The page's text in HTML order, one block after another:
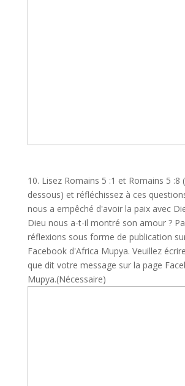
10. Lisez Romains 5 :1 et Romains 5 :8
dessous) et réfléchissez à ces
nous a empêché d'avoir la paix avec
Dieu nous a-t-il montré son amour ?
réflexions sous forme de publication
Facebook d'Africa Mupya. Veuillez
que dit votre message sur la page
Mupya.(Nécessaire)